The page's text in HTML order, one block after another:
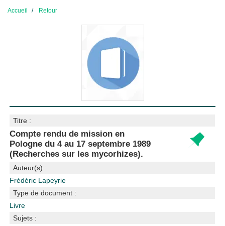
Accueil Retour
Titre :
Compte rendu de mission en
Pologne du 4 au 17 septembre 1989
(Recherches sur les mycorhizes).
Auteur(s) :
Frédéric Lapeyrie
Type de document :
Livre
Sujets :